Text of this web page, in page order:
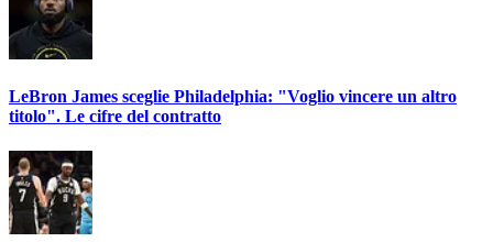
LeBron James sceglie Philadelphia: "Voglio vincere un altro
titolo". Le cifre del contratto